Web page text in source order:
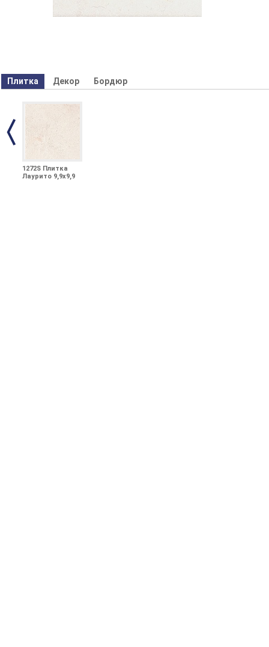
Плитка Декор Бордюр
1272S Плитка
Лаурито 9,9x9,9